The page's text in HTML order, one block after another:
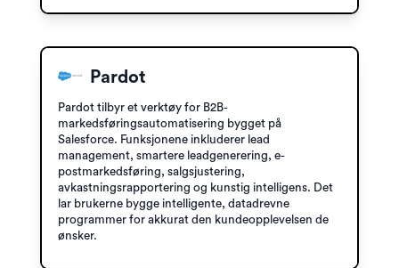
Pardot
Pardot tilbyr et verktøy for B2B-
markedsføringsautomatisering bygget på
Salesforce. Funksjonene inkluderer lead
management, smartere leadgenerering, e-
postmarkedsføring, salgsjustering,
avkastningsrapportering og kunstig intelligens. Det
lar brukerne bygge intelligente, datadrevne
programmer for akkurat den kundeopplevelsen de
ønsker.